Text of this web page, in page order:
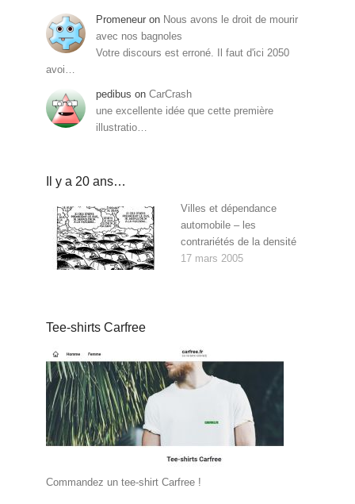
Promeneur on Nous avons le droit de mourir
avec nos bagnoles
Votre discours est erroné. Il faut d'ici 2050
avoi…
pedibus on CarCrash
une excellente idée que cette première
illustratio…
Il y a 20 ans…
Villes et dépendance
automobile – les
contrariétés de la densité
17 mars 2005
Tee-shirts Carfree
Commandez un tee-shirt Carfree !